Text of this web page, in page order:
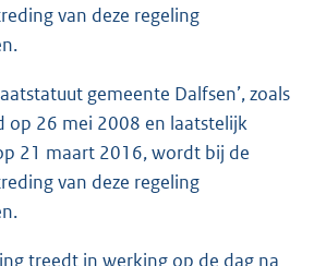
van deze regeling
gemeente Dalfsen’, zoals
op 26 mei 2008 en laatstelijk
21 maart 2016, wordt bij de
van deze regeling
treedt in werking op de dag na